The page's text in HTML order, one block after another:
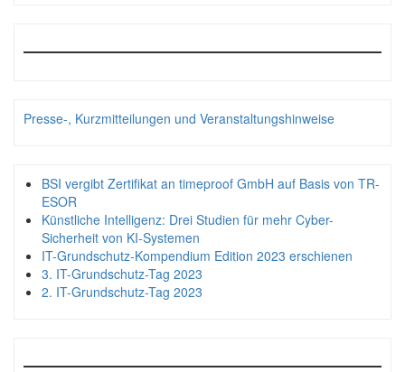
Presse-, Kurzmitteilungen und Veranstaltungshinweise
BSI vergibt Zertifikat an timeproof GmbH auf Basis von TR-
ESOR
Künstliche Intelligenz: Drei Studien für mehr Cyber-
Sicherheit von KI-Systemen
IT-Grundschutz-Kompendium Edition 2023 erschienen
3. IT-Grundschutz-Tag 2023
2. IT-Grundschutz-Tag 2023